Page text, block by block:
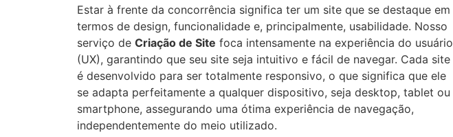
Estar à frente da concorrência significa ter um site que se destaque em
termos de design, funcionalidade e, principalmente, usabilidade. Nosso
serviço de Criação de Site foca intensamente na experiência do usuário
(UX), garantindo que seu site seja intuitivo e fácil de navegar. Cada site
é desenvolvido para ser totalmente responsivo, o que significa que ele
se adapta perfeitamente a qualquer dispositivo, seja desktop, tablet ou
smartphone, assegurando uma ótima experiência de navegação,
independentemente do meio utilizado.